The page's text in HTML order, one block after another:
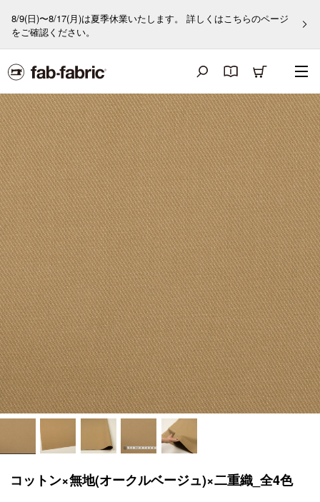
8/9(日)〜8/17(月)は夏季休業いたします。 詳しくはこちらのページ
をご確認ください。
コットン×無地(オークルベージュ)×二重織_全4色